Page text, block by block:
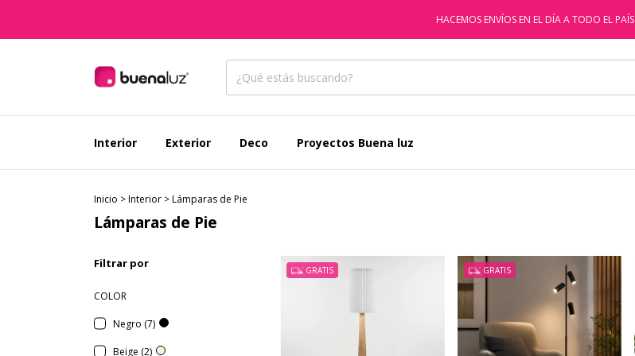
HACEMOS ENVÍOS EN EL DÍA A TODO EL PAÍS
Interior Exterior Deco Proyectos Buena luz
Inicio >Interior >Lámparas de Pie
Lámparas de Pie
Filtrar por
COLOR
Negro (7)
Beige (2)
GRATIS GRATIS